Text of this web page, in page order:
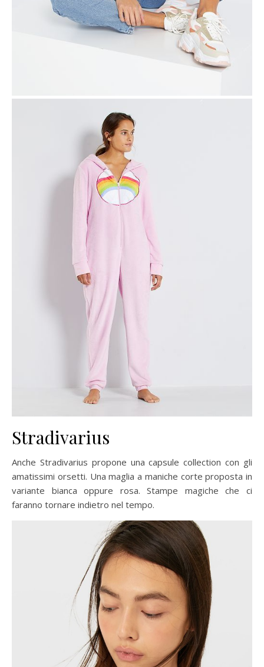
Stradivarius
Anche Stradivarius propone una capsule collection con gli
amatissimi orsetti. Una maglia a maniche corte proposta in
variante bianca oppure rosa. Stampe magiche che ci
faranno tornare indietro nel tempo.